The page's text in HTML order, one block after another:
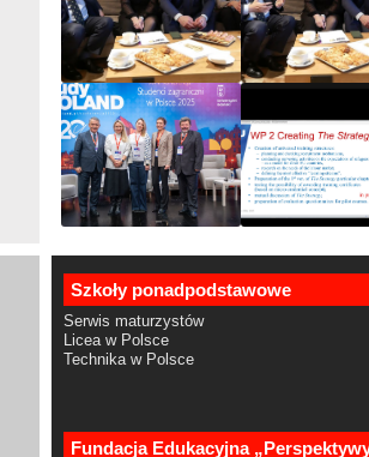
Szkoły ponadpodstawowe
Serwis maturzystów
Licea w Polsce
Technika w Polsce
Fundacja Edukacyjna